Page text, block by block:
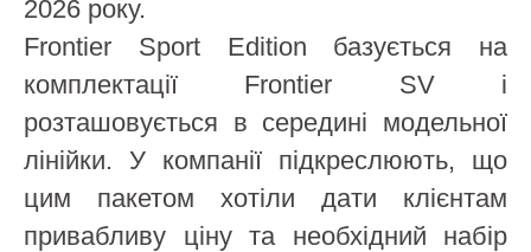
2026 року.
Frontier Sport Edition базується на
комплектації Frontier SV і
розташовується в середині модельної
лінійки. У компанії підкреслюють, що
цим пакетом хотіли дати клієнтам
привабливу ціну та необхідний набір